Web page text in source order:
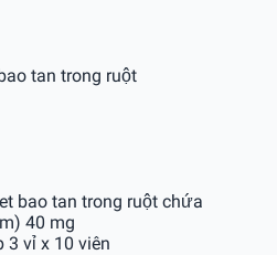
tan trong ruột
bao tan trong ruột chứa
40 mg
3 vỉ x 10 viên